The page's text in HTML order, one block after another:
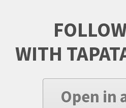
WITH
Open in